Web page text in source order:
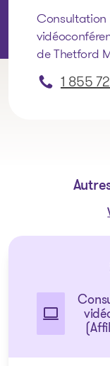
Consultation
de Thetford
1 855